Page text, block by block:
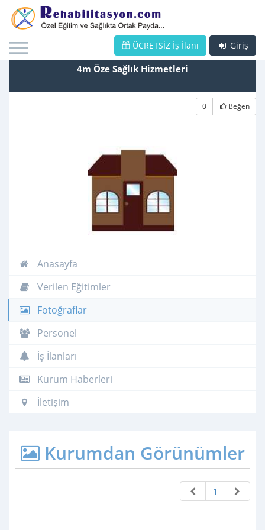
Giriş
ÜCRETSİZ İş İlanı
4m Öze Sağlık Hizmetleri
0 Beğen
Anasayfa
Verilen Eğitimler
Fotoğraflar
Personel
İş İlanları
Kurum Haberleri
İletişim
Kurumdan Görünümler
1